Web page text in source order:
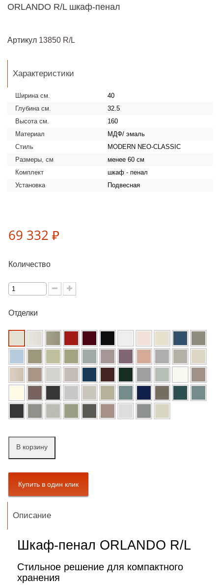
ORLANDO R/L шкаф-пенал
Артикул 13850 R/L
Характеристики
Ширина см.
40
Глубина см.
32.5
Высота см.
160
Материал
МДФ/ эмаль
Стиль
MODERN NEO-CLASSIC
Размеры, см
менее 60 см
Комплект
шкаф - пенал
Установка
Подвесная
69 332 ₽
Количество
Отделки
В корзину
Описание
Шкаф-пенал ORLANDO R/L
Стильное решение для компактного
хранения